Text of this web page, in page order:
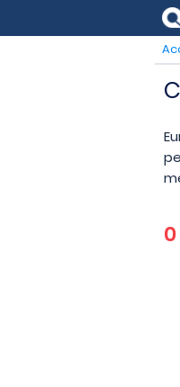
0